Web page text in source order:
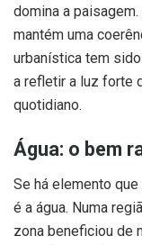
domina a
mantém uma
urbanística tem
a refletir a luz forte
quotidiano.
Água: o bem
Se há elemento
é a água. Numa
zona beneficiou de